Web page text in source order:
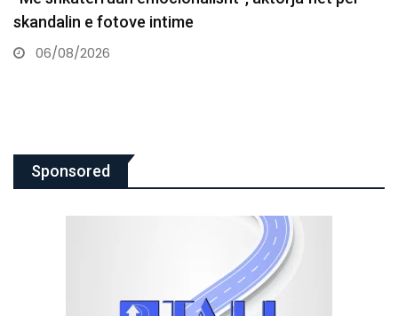
Shakur
06/08/2026
Sponsored